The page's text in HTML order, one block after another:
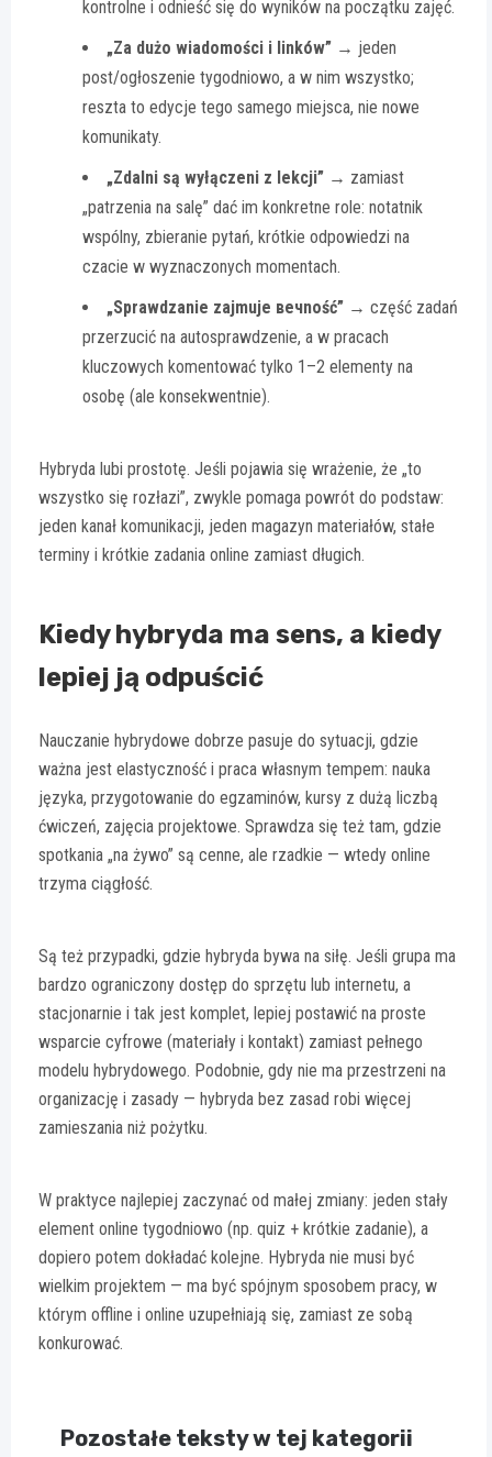
kontrolne i odnieść się do wyników na początku zajęć.
„Za dużo wiadomości i linków” → jeden
post/ogłoszenie tygodniowo, a w nim wszystko;
reszta to edycje tego samego miejsca, nie nowe
komunikaty.
„Zdalni są wyłączeni z lekcji” → zamiast
„patrzenia na salę” dać im konkretne role: notatnik
wspólny, zbieranie pytań, krótkie odpowiedzi na
czacie w wyznaczonych momentach.
„Sprawdzanie zajmuje вечność” → część zadań
przerzucić na autosprawdzenie, a w pracach
kluczowych komentować tylko 1–2 elementy na
osobę (ale konsekwentnie).
Hybryda lubi prostotę. Jeśli pojawia się wrażenie, że „to
wszystko się rozłazi”, zwykle pomaga powrót do podstaw:
jeden kanał komunikacji, jeden magazyn materiałów, stałe
terminy i krótkie zadania online zamiast długich.
Kiedy hybryda ma sens, a kiedy
lepiej ją odpuścić
Nauczanie hybrydowe dobrze pasuje do sytuacji, gdzie
ważna jest elastyczność i praca własnym tempem: nauka
języka, przygotowanie do egzaminów, kursy z dużą liczbą
ćwiczeń, zajęcia projektowe. Sprawdza się też tam, gdzie
spotkania „na żywo” są cenne, ale rzadkie — wtedy online
trzyma ciągłość.
Są też przypadki, gdzie hybryda bywa na siłę. Jeśli grupa ma
bardzo ograniczony dostęp do sprzętu lub internetu, a
stacjonarnie i tak jest komplet, lepiej postawić na proste
wsparcie cyfrowe (materiały i kontakt) zamiast pełnego
modelu hybrydowego. Podobnie, gdy nie ma przestrzeni na
organizację i zasady — hybryda bez zasad robi więcej
zamieszania niż pożytku.
W praktyce najlepiej zaczynać od małej zmiany: jeden stały
element online tygodniowo (np. quiz + krótkie zadanie), a
dopiero potem dokładać kolejne. Hybryda nie musi być
wielkim projektem — ma być spójnym sposobem pracy, w
którym offline i online uzupełniają się, zamiast ze sobą
konkurować.
Pozostałe teksty w tej kategorii